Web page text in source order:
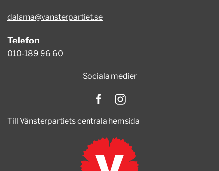
dalarna@vansterpartiet.se
Telefon
010-189 96 60
Sociala medier
Till Vänsterpartiets centrala hemsida